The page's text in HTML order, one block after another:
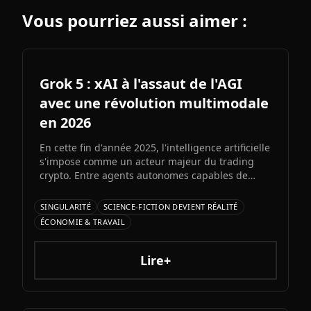
Vous pourriez aussi aimer :
Grok 5 : xAI à l'assaut de l'AGI
avec une révolution multimodale
en 2026
En cette fin d'année 2025, l'intelligence artificielle
s'impose comme un acteur majeur du trading
crypto. Entre agents autonomes capables de
d'Elon Musk s'annonce comme l'un des paris les
plus audacieux de l'histoire de l'IA. Entre
architecture colossale, capacités multimodales
natives et ambitions AGI assumées, Grok 5
pourrait redessiner le paysage de l'intelligence
SINGULARITÉ
SCIENCE-FICTION DEVIENT RÉALITÉ
ÉCONOMIE & TRAVAIL
Lire+